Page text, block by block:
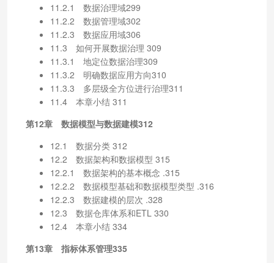
11.2.1 数据治理域299
11.2.2 数据管理域302
11.2.3 数据应用域306
11.3 如何开展数据治理 309
11.3.1 地定位数据治理309
11.3.2 明确数据应用方向310
11.3.3 多层级全方位进行治理311
11.4 本章小结 311
第12章 数据模型与数据建模312
12.1 数据分类 312
12.2 数据架构和数据模型 315
12.2.1 数据架构的基本概念 .315
12.2.2 数据模型基础和数据模型类型 .316
12.2.3 数据建模的层次 .328
12.3 数据仓库体系和ETL 330
12.4 本章小结 334
第13章 指标体系管理335